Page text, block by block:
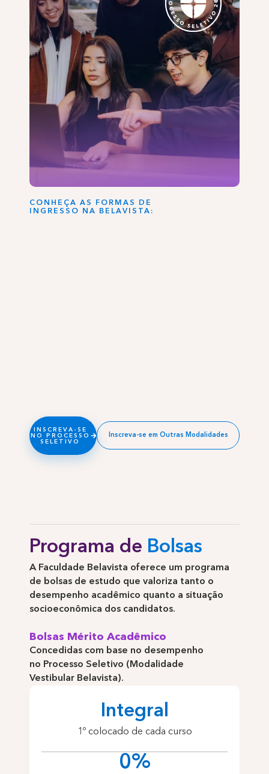
CONHEÇA AS FORMAS DE
INGRESSO NA BELAVISTA:
INSCREVA-SE
NO PROCESSO
SELETIVO
Inscreva-se em Outras Modalidades
Programa de Bolsas
A Faculdade Belavista oferece um programa
de bolsas de estudo que valoriza tanto o
desempenho acadêmico quanto a situação
socioeconômica dos candidatos.
Bolsas Mérito Acadêmico
Concedidas com base no desempenho
no Processo Seletivo (Modalidade
Vestibular Belavista).
Integral
1º colocado de cada curso
0%